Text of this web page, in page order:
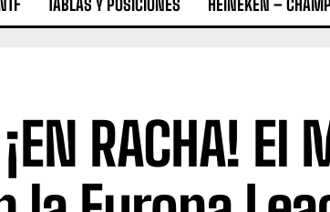
TABLAS Y POSICIONES HEINEKEN –
RACHA! El